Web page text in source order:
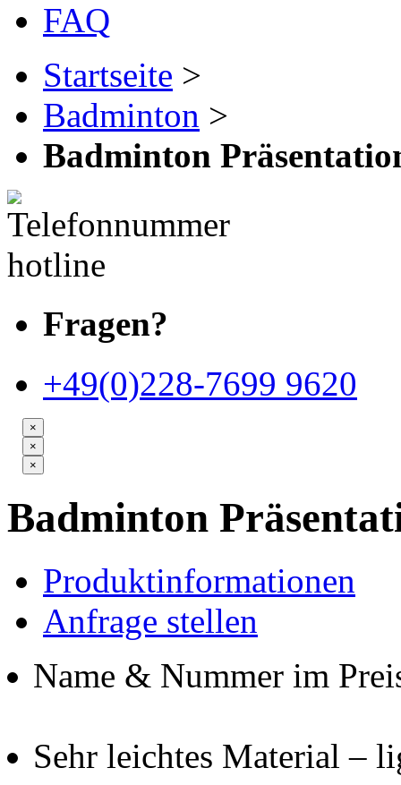
FAQ
Startseite >
Badminton >
Badminton
Fragen?
+49(0)228-7699 9620
×
×
×
Badminton
Produktinformationen
Anfrage stellen
Name & Nummer im
Sehr leichtes Material –